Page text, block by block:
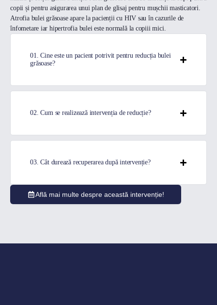
copii și pentru asigurarea unui plan de glisaj pentru mușchii masticatori.
Atrofia bulei grăsoase apare la pacienții cu HIV sau în cazurile de
înfometare iar hipertrofia bulei este normală la copiii mici.
01. Cine este un pacient potrivit pentru reducția bulei
grăsoase?
02. Cum se realizează intervenția de reducție?
03. Cât durează recuperarea după intervenție?
Află mai multe despre această intervenție!